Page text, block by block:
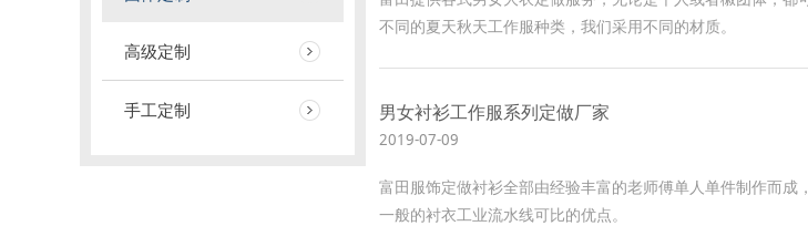
高级定制
手工定制
不同的夏天秋天工作服种类，我们采用不同的材质。
男女衬衫工作服系列定做厂家
2019-07-09
富田服饰定做衬衫全部由经验丰富的老师傅单人单件制作而
一般的衬衣工业流水线可比的优点。